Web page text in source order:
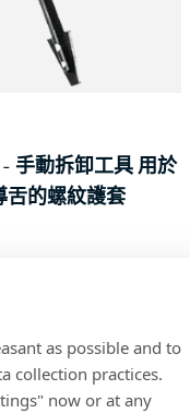
as possible and to
collection practices.
now or at any
- 手動拆卸工具 用於
舌的螺紋護套